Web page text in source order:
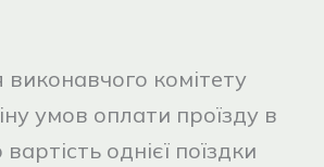
виконавчого комітету
умов оплати проїзду в
однієї поїздки